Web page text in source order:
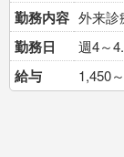
勤務内容 外来診
勤務日 週4～
給与 1,450